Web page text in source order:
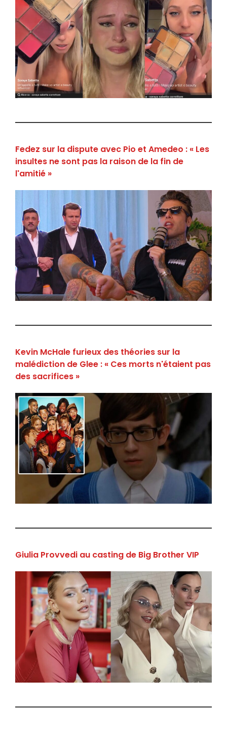
Fedez sur la dispute avec Pio et Amedeo : « Les
insultes ne sont pas la raison de la fin de
l'amitié »
Kevin McHale furieux des théories sur la
malédiction de Glee : « Ces morts n'étaient pas
des sacrifices »
Giulia Provvedi au casting de Big Brother VIP